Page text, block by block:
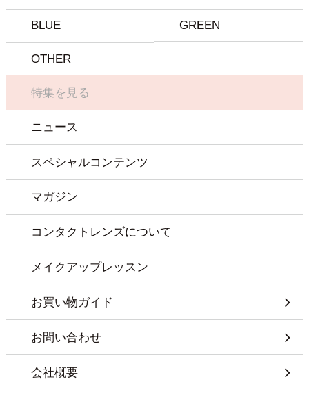
BLUE GREEN
OTHER
特集を見る
ニュース
スペシャルコンテンツ
マガジン
コンタクトレンズについて
メイクアップレッスン
お買い物ガイド
お問い合わせ
会社概要